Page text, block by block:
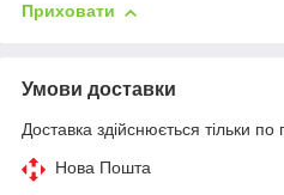
Приховати
Умови доставки
Доставка здійснюється тільки по
Нова Пошта